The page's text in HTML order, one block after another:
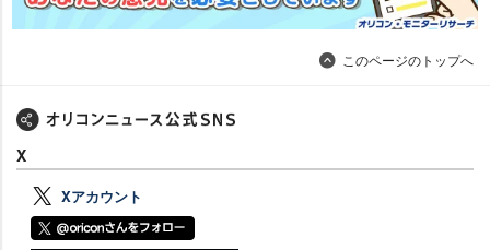
このページのトップへ
X
Xアカウント